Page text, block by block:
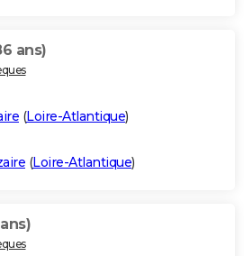
ans)
(Loire-Atlantique)
(Loire-Atlantique)